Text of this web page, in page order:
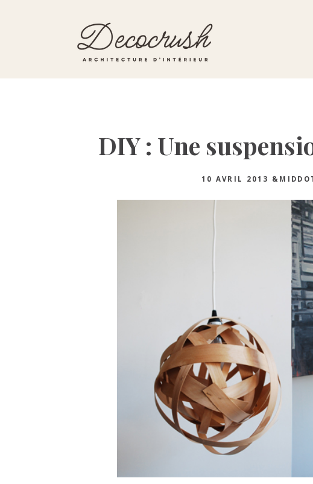
DIY : Une
10 AVRIL 2013